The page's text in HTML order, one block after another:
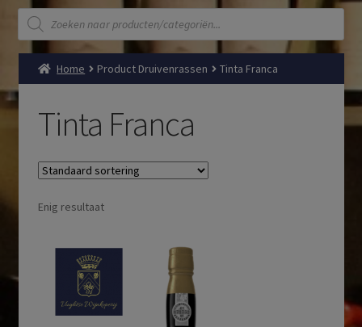
Producten
zoeken
Home Product Druivenrassen Tinta Franca
Tinta Franca
Enig resultaat